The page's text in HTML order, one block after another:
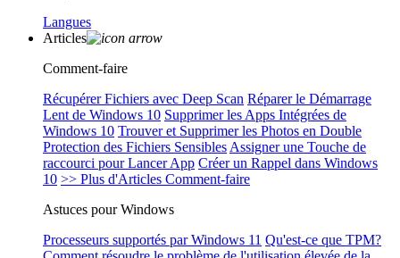
Langues
Articles
Comment-faire
Récupérer Fichiers avec Deep Scan Réparer le Démarrage
Lent de Windows 10 Supprimer les Apps Intégrées de
Windows 10 Trouver et Supprimer les Photos en Double
Protection des Fichiers Sensibles Assigner une Touche de
raccourci pour Lancer App Créer un Rappel dans Windows
10 >> Plus d'Articles Comment-faire
Astuces pour Windows
Processeurs supportés par Windows 11 Qu'est-ce que TPM?